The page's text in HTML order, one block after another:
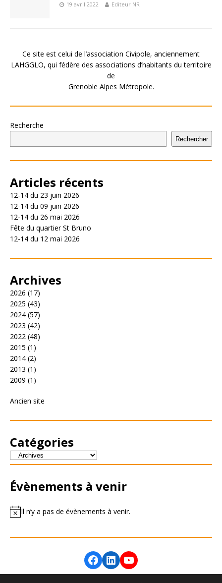
19 avril 2022 Editeur NR
Ce site est celui de l’association Civipole, anciennement
LAHGGLO, qui fédère des associations d’habitants du territoire
de
Grenoble Alpes Métropole.
Recherche
Rechercher
Articles récents
12-14 du 23 juin 2026
12-14 du 09 juin 2026
12-14 du 26 mai 2026
Fête du quartier St Bruno
12-14 du 12 mai 2026
Archives
2026 (17)
2025 (43)
2024 (57)
2023 (42)
2022 (48)
2015 (1)
2014 (2)
2013 (1)
2009 (1)
Ancien site
Catégories
Évènements à venir
Il n’y a pas de évènements à venir.